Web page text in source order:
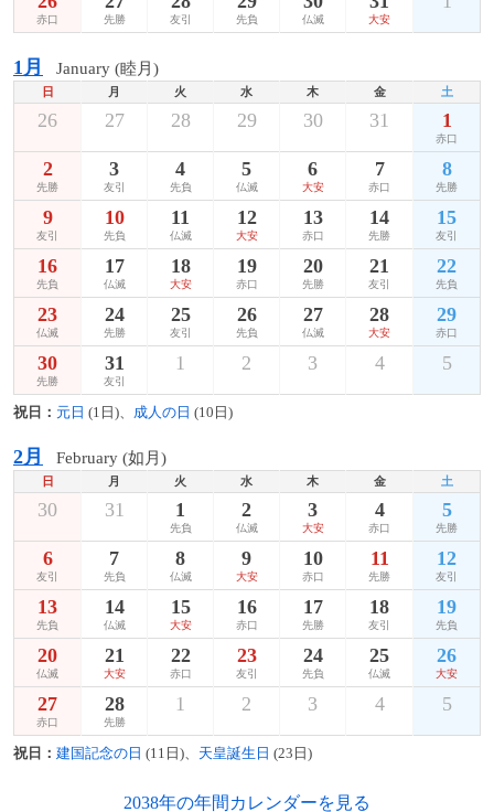
赤口 先勝 友引 先負 仏滅 大安
1月 January (睦月)
日 月 火 水 木 金 土
26 27 28 29 30 31 1
赤口
2
先勝
3
友引
4
先負
5
仏滅
6
大安
7
赤口
8
先勝
9
友引
10
先負
11
仏滅
12
大安
13
赤口
14
先勝
15
友引
16
先負
17
仏滅
18
大安
19
赤口
20
先勝
21
友引
22
先負
23
仏滅
24
先勝
25
友引
26
先負
27
仏滅
28
大安
29
赤口
30
先勝
31
友引
1 2 3 4 5
祝日： 元日 (1日)、 成人の日 (10日)
2月 February (如月)
日 月 火 水 木 金 土
30 31 1
先負
2
仏滅
3
大安
4
赤口
5
先勝
6
友引
7
先負
8
仏滅
9
大安
10
赤口
11
先勝
12
友引
13
先負
14
仏滅
15
大安
16
赤口
17
先勝
18
友引
19
先負
20
仏滅
21
大安
22
赤口
23
友引
24
先負
25
仏滅
26
大安
27
赤口
28
先勝
1 2 3 4 5
祝日： 建国記念の日 (11日)、 天皇誕生日 (23日)
2038年の年間カレンダーを見る